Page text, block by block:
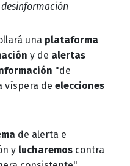
una plataforma
y de alertas
"de
víspera de elecciones
de alerta e
y lucharemos contra